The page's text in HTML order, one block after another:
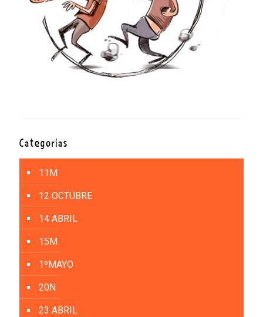
Categorías
11M
12 OCTUBRE
14 ABRIL
15M
1ºMAYO
20N
23 ABRIL